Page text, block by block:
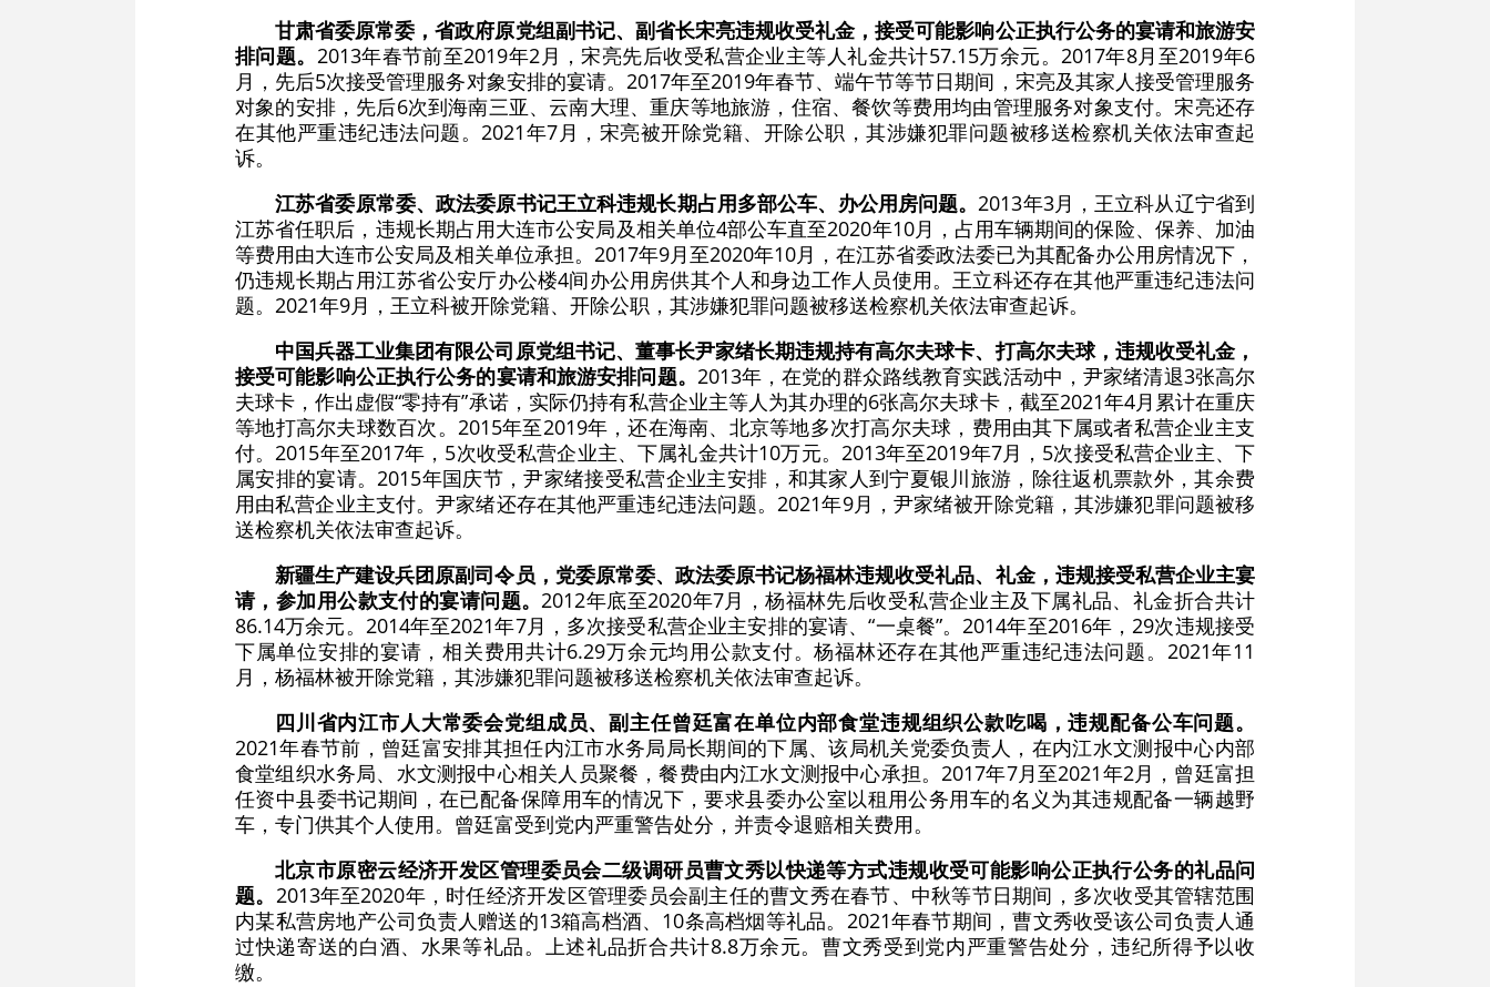
甘肃省委原常委，省政府原党组副书记、副省长宋亮违规收受礼金，接受可能影响公正执行公务的宴请和旅游安
排问题。 2013年春节前至2019年2月，宋亮先后收受私营企业主等人礼金共计57.15万余元。2017年8月至2019年6
月，先后5次接受管理服务对象安排的宴请。2017年至2019年春节、端午节等节日期间，宋亮及其家人接受管理服务
对象的安排，先后6次到海南三亚、云南大理、重庆等地旅游，住宿、餐饮等费用均由管理服务对象支付。宋亮还存
在其他严重违纪违法问题。2021年7月，宋亮被开除党籍、开除公职，其涉嫌犯罪问题被移送检察机关依法审查起
诉。
江苏省委原常委、政法委原书记王立科违规长期占用多部公车、办公用房问题。2013年3月，王立科从辽宁省到
江苏省任职后，违规长期占用大连市公安局及相关单位4部公车直至2020年10月，占用车辆期间的保险、保养、加油
等费用由大连市公安局及相关单位承担。2017年9月至2020年10月，在江苏省委政法委已为其配备办公用房情况下，
仍违规长期占用江苏省公安厅办公楼4间办公用房供其个人和身边工作人员使用。王立科还存在其他严重违纪违法问
题。2021年9月，王立科被开除党籍、开除公职，其涉嫌犯罪问题被移送检察机关依法审查起诉。
中国兵器工业集团有限公司原党组书记、董事长尹家绪长期违规持有高尔夫球卡、打高尔夫球，违规收受礼金，
接受可能影响公正执行公务的宴请和旅游安排问题。 2013年，在党的群众路线教育实践活动中，尹家绪清退3张高尔
夫球卡，作出虚假“零持有”承诺，实际仍持有私营企业主等人为其办理的6张高尔夫球卡，截至2021年4月累计在重庆
等地打高尔夫球数百次。2015年至2019年，还在海南、北京等地多次打高尔夫球，费用由其下属或者私营企业主支
付。2015年至2017年，5次收受私营企业主、下属礼金共计10万元。2013年至2019年7月，5次接受私营企业主、下
属安排的宴请。2015年国庆节，尹家绪接受私营企业主安排，和其家人到宁夏银川旅游，除往返机票款外，其余费
用由私营企业主支付。尹家绪还存在其他严重违纪违法问题。2021年9月，尹家绪被开除党籍，其涉嫌犯罪问题被移
送检察机关依法审查起诉。
新疆生产建设兵团原副司令员，党委原常委、政法委原书记杨福林违规收受礼品、礼金，违规接受私营企业主宴
请，参加用公款支付的宴请问题。2012年底至2020年7月，杨福林先后收受私营企业主及下属礼品、礼金折合共计
86.14万余元。2014年至2021年7月，多次接受私营企业主安排的宴请、“一桌餐”。2014年至2016年，29次违规接受
下属单位安排的宴请，相关费用共计6.29万余元均用公款支付。杨福林还存在其他严重违纪违法问题。2021年11
月，杨福林被开除党籍，其涉嫌犯罪问题被移送检察机关依法审查起诉。
四川省内江市人大常委会党组成员、副主任曾廷富在单位内部食堂违规组织公款吃喝，违规配备公车问题。
2021年春节前，曾廷富安排其担任内江市水务局局长期间的下属、该局机关党委负责人，在内江水文测报中心内部
食堂组织水务局、水文测报中心相关人员聚餐，餐费由内江水文测报中心承担。2017年7月至2021年2月，曾廷富担
任资中县委书记期间，在已配备保障用车的情况下，要求县委办公室以租用公务用车的名义为其违规配备一辆越野
车，专门供其个人使用。曾廷富受到党内严重警告处分，并责令退赔相关费用。
北京市原密云经济开发区管理委员会二级调研员曹文秀以快递等方式违规收受可能影响公正执行公务的礼品问
题。 2013年至2020年，时任经济开发区管理委员会副主任的曹文秀在春节、中秋等节日期间，多次收受其管辖范围
内某私营房地产公司负责人赠送的13箱高档酒、10条高档烟等礼品。2021年春节期间，曹文秀收受该公司负责人通
过快递寄送的白酒、水果等礼品。上述礼品折合共计8.8万余元。曹文秀受到党内严重警告处分，违纪所得予以收
缴。